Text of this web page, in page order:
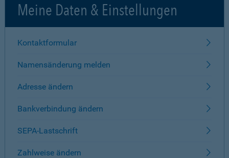
Meine Daten & Einstellungen
Kontaktformular
Namensänderung melden
Adresse ändern
Bankverbindung ändern
SEPA-Lastschrift
Zahlweise ändern